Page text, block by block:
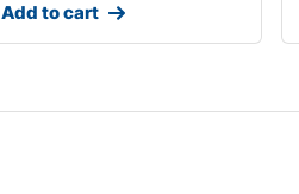
Add to cart